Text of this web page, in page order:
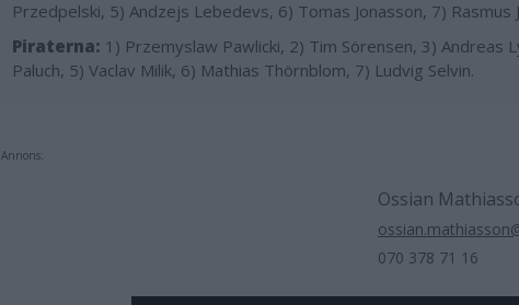
Przedpelski, 5) Andzejs Lebedevs, 6) Tomas Jonasson, 7) Rasmus
Piraterna: 1) Przemyslaw Pawlicki, 2) Tim Sörensen, 3) Andreas
Paluch, 5) Vaclav Milik, 6) Mathias Thörnblom, 7) Ludvig Selvin.
Annons:
Ossian
070 378 71 16